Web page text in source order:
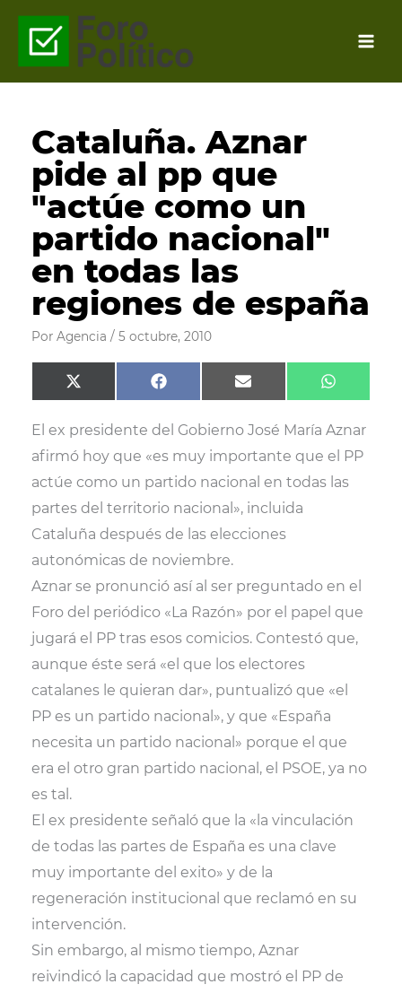
contenido
Cataluña. Aznar
pide al pp que
"actúe como un
partido nacional"
en todas las
regiones de españa
Por Agencia / 5 octubre, 2010
Compartir
en
X
(
w
t
e
r
)
Compartir
en
F
a
e
o
o
k
Compartir
en
E
m
i
en
W
h
t
A
p
El ex presidente del Gobierno José María Aznar
afirmó hoy que «es muy importante que el PP
actúe como un partido nacional en todas las
partes del territorio nacional», incluida
Cataluña después de las elecciones
autonómicas de noviembre.
Aznar se pronunció así al ser preguntado en el
Foro del periódico «La Razón» por el papel que
jugará el PP tras esos comicios. Contestó que,
aunque éste será «el que los electores
catalanes le quieran dar», puntualizó que «el
PP es un partido nacional», y que «España
necesita un partido nacional» porque el que
era el otro gran partido nacional, el PSOE, ya no
es tal.
El ex presidente señaló que la «la vinculación
de todas las partes de España es una clave
muy importante del exito» y de la
regeneración institucional que reclamó en su
intervención.
Sin embargo, al mismo tiempo, Aznar
reivindicó la capacidad que mostró el PP de